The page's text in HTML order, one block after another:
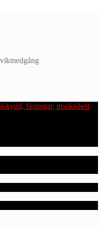
fästingar, insektsbett